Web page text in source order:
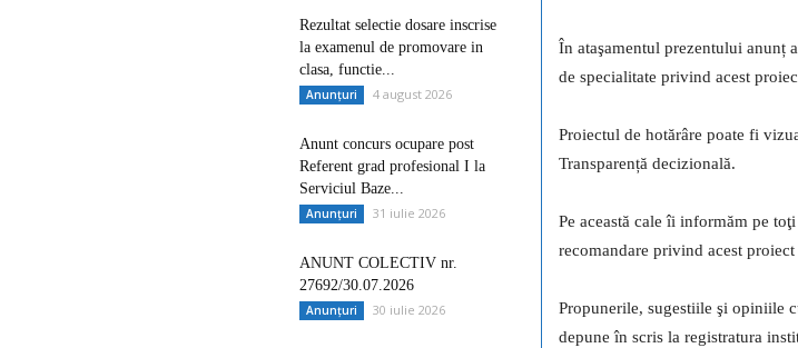
În ataşamentul prezentului anunț
de specialitate privind acest
Proiectul de hotărâre poate fi
Transparență decizională.
Pe această cale îi informăm pe
recomandare privind acest
Propunerile, sugestiile şi opiniile
depune în scris la registratura
Rezultat selectie dosare inscrise
la examenul de promovare in
clasa, functie...
Anunțuri 4 august 2026
Anunt concurs ocupare post
Referent grad profesional I la
Serviciul Baze...
Anunțuri 31 iulie 2026
ANUNT COLECTIV nr.
27692/30.07.2026
Anunțuri 30 iulie 2026